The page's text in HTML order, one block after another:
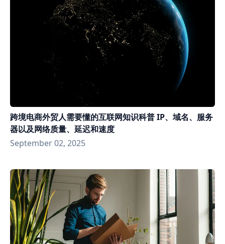
跨境电商外贸人需要懂的互联网知识科普 IP、域名、服务
器以及网络质量、延迟和速度
September 02, 2025